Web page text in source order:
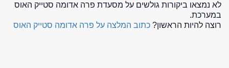
לא נמצאו ביקורות גולשים על מסעדת פרה אדומה סטייק האוס
במערכת.
רוצה להיות הראשון? כתוב המלצה על פרה אדומה סטייק האוס